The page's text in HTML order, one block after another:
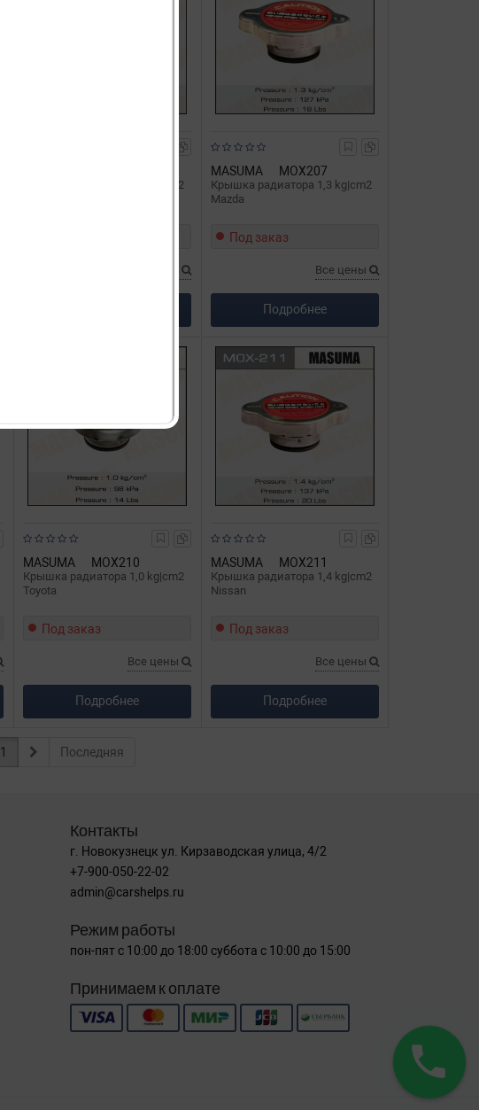
Крышка радиатора 1,3 kg|cm2
Все цены
MASUMA MOX207
Крышка радиатора 1,3 kg|cm2
Mazda
Под заказ
Все цены
Подробнее
MASUMA MOX210
Крышка радиатора 1,0 kg|cm2
Toyota
Под заказ
Все цены
Подробнее
MASUMA MOX211
Крышка радиатора 1,4 kg|cm2
Nissan
Под заказ
Все цены
Подробнее
1 Последняя
Контакты
г. Новокузнецк ул. Кирзаводская улица, 4/2
+7-900-050-22-02
admin@carshelps.ru
Режим работы
пон-пят с 10:00 до 18:00 суббота с 10:00 до 15:00
Принимаем к оплате